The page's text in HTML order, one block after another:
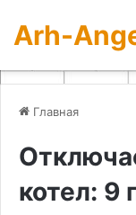
Arh-
Главная
котел: 9